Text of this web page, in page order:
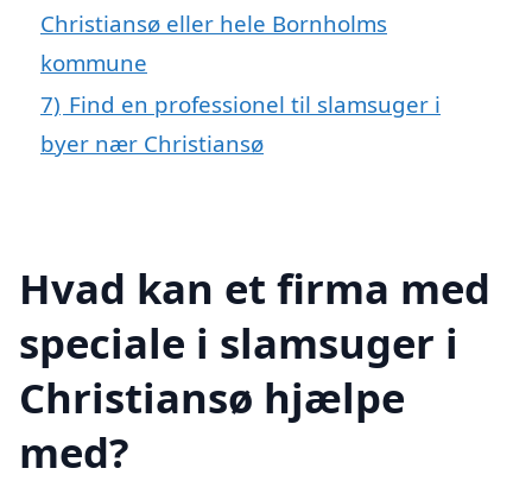
Christiansø eller hele Bornholms
kommune
7) Find en professionel til slamsuger i
byer nær Christiansø
Hvad kan et firma med
speciale i slamsuger i
Christiansø hjælpe
med?